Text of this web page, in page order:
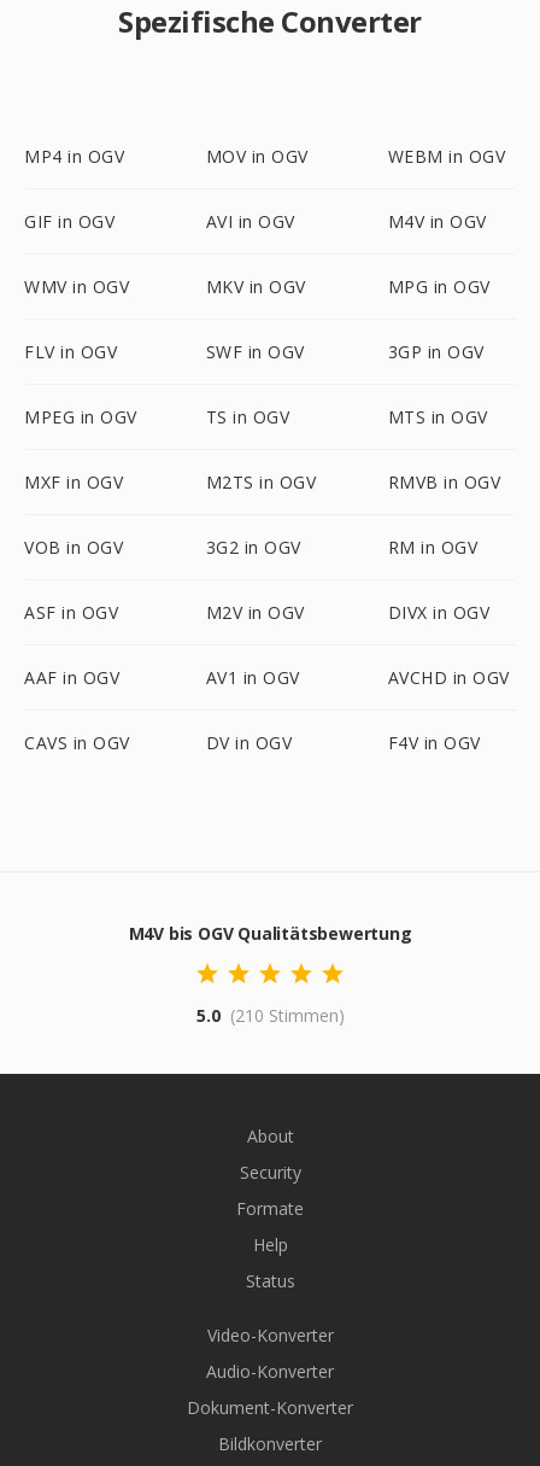
Spezifische Converter
MP4 in OGV MOV in OGV WEBM in OGV
GIF in OGV AVI in OGV M4V in OGV
WMV in OGV MKV in OGV MPG in OGV
FLV in OGV SWF in OGV 3GP in OGV
MPEG in OGV TS in OGV MTS in OGV
MXF in OGV M2TS in OGV RMVB in OGV
VOB in OGV 3G2 in OGV RM in OGV
ASF in OGV M2V in OGV DIVX in OGV
AAF in OGV AV1 in OGV AVCHD in OGV
CAVS in OGV DV in OGV F4V in OGV
M4V bis OGV Qualitätsbewertung
5.0 (210 Stimmen)
About
Security
Formate
Help
Status
Video-Konverter
Audio-Konverter
Dokument-Konverter
Bildkonverter